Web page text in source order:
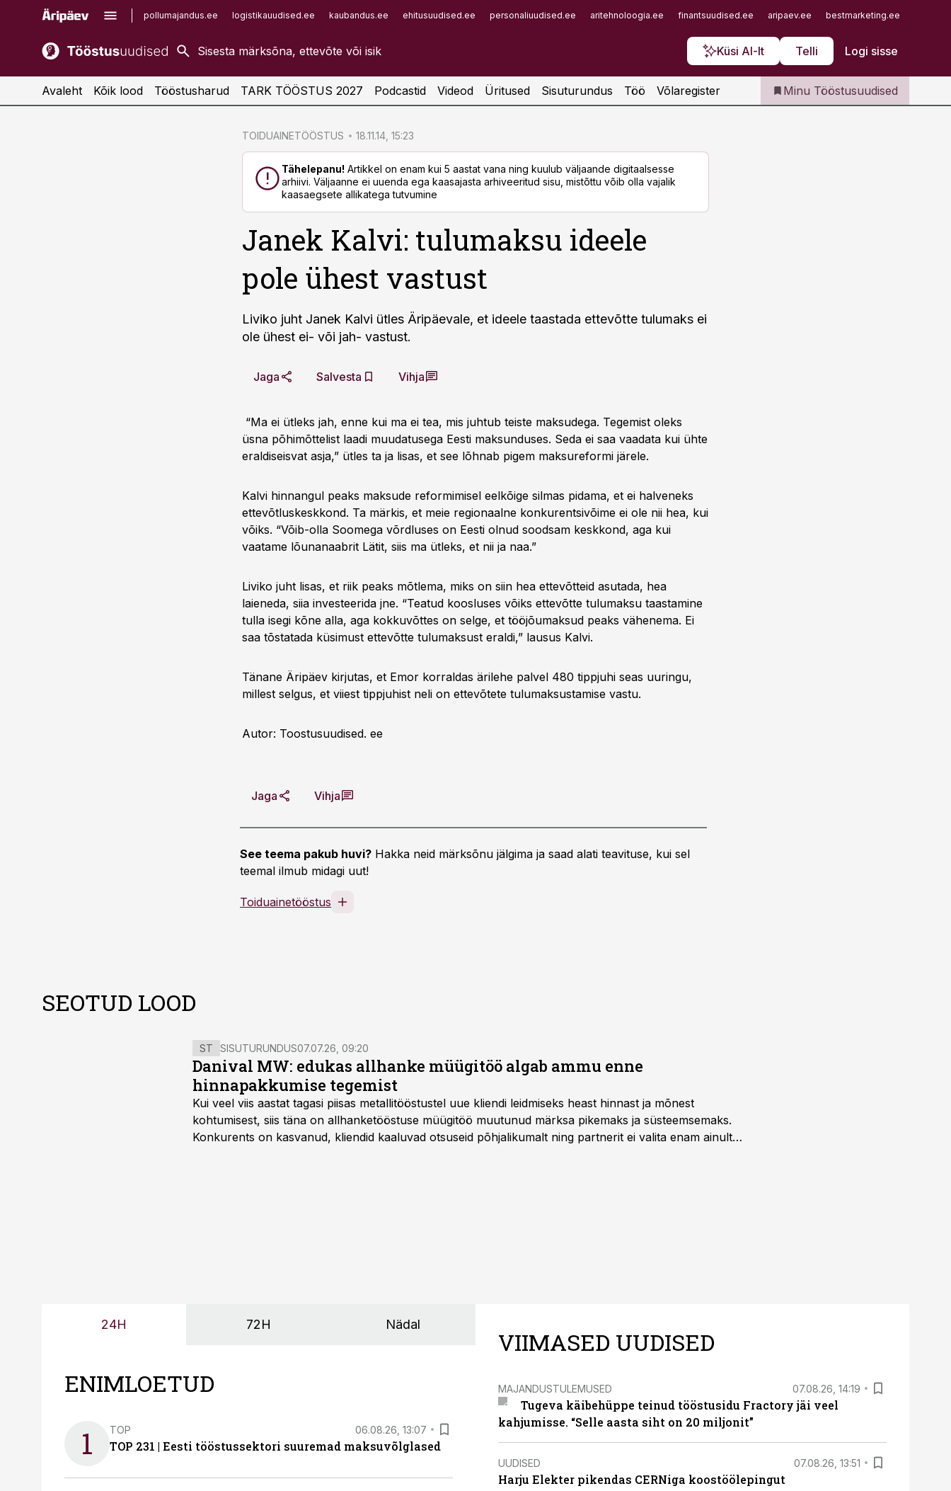
pollumajandus.ee logistikauudised.ee kaubandus.ee ehitusuudised.ee personaliuudised.ee aritehnoloogia.ee finantsuudised.ee aripaev.ee bestmarketing.ee
Küsi AI-lt Telli Logi sisse
kaubandus.ee
kinnisvarauudised.ee
imelineajalugu.ee
Infopank
Iseteenindus
Telli Tööstusuudised
Avaleht Kõik lood Tööstusharud TARK TÖÖSTUS 2027 Podcastid Videod Üritused Sisuturundus Töö Võlaregister Minu Tööstusuudised
TOIDUAINETÖÖSTUS 18.11.14, 15:23
Tähelepanu! Artikkel on enam kui 5 aastat vana ning kuulub väljaande digitaalsesse
arhiivi. Väljaanne ei uuenda ega kaasajasta arhiveeritud sisu, mistõttu võib olla vajalik
kaasaegsete allikatega tutvumine
Janek Kalvi: tulumaksu ideele
pole ühest vastust
Liviko juht Janek Kalvi ütles Äripäevale, et ideele taastada ettevõtte tulumaks ei
ole ühest ei- või jah- vastust.
Jaga Salvesta Vihja
“Ma ei ütleks jah, enne kui ma ei tea, mis juhtub teiste maksudega. Tegemist oleks
üsna põhimõttelist laadi muudatusega Eesti maksunduses. Seda ei saa vaadata kui ühte
eraldiseisvat asja,” ütles ta ja lisas, et see lõhnab pigem maksureformi järele.
Kalvi hinnangul peaks maksude reformimisel eelkõige silmas pidama, et ei halveneks
ettevõtluskeskkond. Ta märkis, et meie regionaalne konkurentsivõime ei ole nii hea, kui
võiks. “Võib-olla Soomega võrdluses on Eesti olnud soodsam keskkond, aga kui
vaatame lõunanaabrit Lätit, siis ma ütleks, et nii ja naa.”
Liviko juht lisas, et riik peaks mõtlema, miks on siin hea ettevõtteid asutada, hea
laieneda, siia investeerida jne. “Teatud koosluses võiks ettevõtte tulumaksu taastamine
tulla isegi kõne alla, aga kokkuvõttes on selge, et tööjõumaksud peaks vähenema. Ei
saa tõstatada küsimust ettevõtte tulumaksust eraldi,” lausus Kalvi.
Tänane Äripäev kirjutas, et Emor korraldas ärilehe palvel 480 tippjuhi seas uuringu,
millest selgus, et viiest tippjuhist neli on ettevõtete tulumaksustamise vastu.
Autor: Toostusuudised. ee
Jaga Vihja
See teema pakub huvi? Hakka neid märksõnu jälgima ja saad alati teavituse, kui sel
teemal ilmub midagi uut!
Toiduainetööstus
SEOTUD LOOD
ST SISUTURUNDUS07.07.26, 09:20
Danival MW: edukas allhanke müügitöö algab ammu enne
hinnapakkumise tegemist
Kui veel viis aastat tagasi piisas metallitööstustel uue kliendi leidmiseks heast hinnast ja mõnest
kohtumisest, siis täna on allhanketööstuse müügitöö muutunud märksa pikemaks ja süsteemsemaks.
Konkurents on kasvanud, kliendid kaaluvad otsuseid põhjalikumalt ning partnerit ei valita enam ainult
24H 72H Nädal
ENIMLOETUD
1 TOP 06.08.26, 13:07
TOP 231 | Eesti tööstussektori suuremad maksuvõlglased
VIIMASED UUDISED
MAJANDUSTULEMUSED 07.08.26, 14:19
Tugeva käibehüppe teinud tööstusidu Fractory jäi veel
kahjumisse. “Selle aasta siht on 20 miljonit”
UUDISED 07.08.26, 13:51
Harju Elekter pikendas CERNiga koostöölepingut